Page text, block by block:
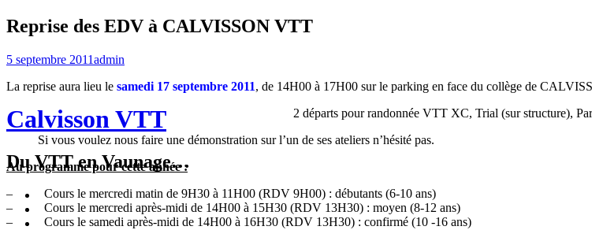
Calvisson VTT
Du VTT en Vaunage…
Inscription
Club
2025/26
Section
« Gravity »
Ecole
Reprise des EDV à CALVISSON VTT
5 septembre 2011admin
La reprise aura lieu le samedi 17 septembre 2011, de 14H00 à 17H00 sur le parking en face du collège de
2 départs pour randonnée VTT XC, Trial (sur structure),
Si vous voulez nous faire une démonstration sur l’un de ses ateliers n’hésité pas.
Au programme pour cette année :
– Cours le mercredi matin de 9H30 à 11H00 (RDV 9H00) : débutants (6-10 ans)
– Cours le mercredi après-midi de 14H00 à 15H30 (RDV 13H30) : moyen (8-12 ans)
– Cours le samedi après-midi de 14H00 à 16H30 (RDV 13H30) : confirmé (10 -16 ans)